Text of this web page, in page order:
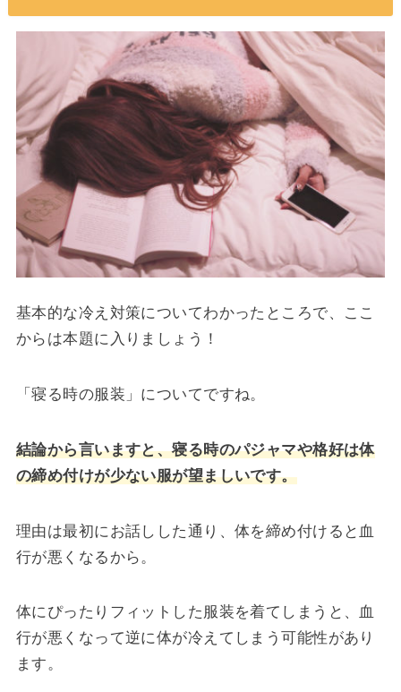
基本的な冷え対策についてわかったところで、ここ
からは本題に入りましょう！
「寝る時の服装」についてですね。
結論から言いますと、寝る時のパジャマや格好は体
の締め付けが少ない服が望ましいです。
理由は最初にお話しした通り、体を締め付けると血
行が悪くなるから。
体にぴったりフィットした服装を着てしまうと、血
行が悪くなって逆に体が冷えてしまう可能性があり
ます。